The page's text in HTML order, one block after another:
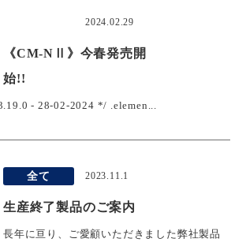
2024.02.29
《CM-NⅡ》今春発売開
始!!
- 28-02-2024 */ .elemen...
全て 2023.11.1
生産終了製品のご案内
長年に亘り、ご愛顧いただきました弊社製品